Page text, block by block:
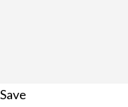
Save